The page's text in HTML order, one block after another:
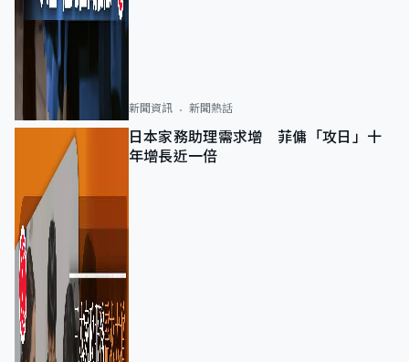
新聞資訊 新聞熱話
日本家務助理需求增 菲傭「攻日」十
年增長近一倍